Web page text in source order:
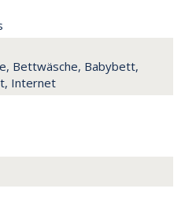
Bettwäsche, Babybett,
Internet